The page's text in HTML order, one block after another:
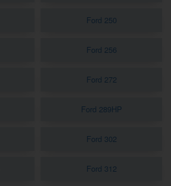
Ford 250
Ford 256
Ford 272
Ford 289HP
Ford 302
Ford 312